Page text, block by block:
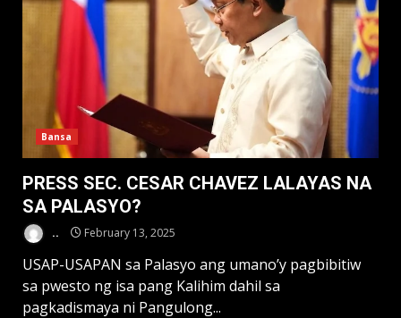
Bansa
PRESS SEC. CESAR CHAVEZ LALAYAS NA
SA PALASYO?
.. February 13, 2025
USAP-USAPAN sa Palasyo ang umano’y pagbibitiw
sa pwesto ng isa pang Kalihim dahil sa
pagkadismaya ni Pangulong...